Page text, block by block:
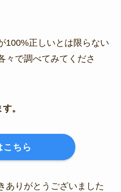
100%正しいとは限らない
々で調べてみてくださ
。
こちら
ありがとうございました